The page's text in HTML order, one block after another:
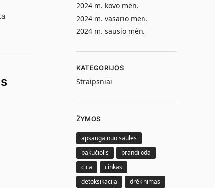
2024 m. kovo mėn.
2024 m. vasario mėn.
2024 m. sausio mėn.
KATEGORIJOS
Straipsniai
ŽYMOS
apsauga nuo saulės
bakučiolis
brandi oda
cica
cinkas
detoksikacija
drėkinimas